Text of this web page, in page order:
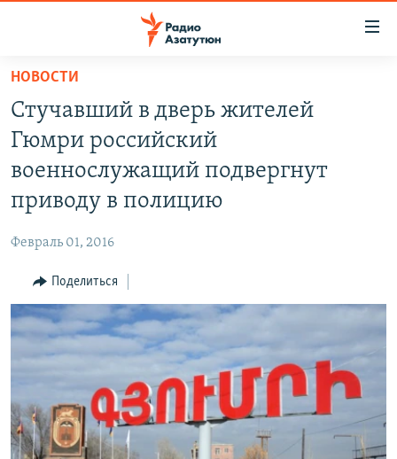
Перейти
основному
содержанию
Перейти
основной
Перейти
поиску
НОВОСТИ
ПОЛИТИКА
РЕГИОН
НАГОРНЫЙ КАРАБАХ
КУЛЬТУРА
СПОРТ
Հայերեն
НОВОСТИ
Стучавший в дверь жителей
Гюмри российский
военнослужащий подвергнут
приводу в полицию
Февраль 01, 2016
Поделиться